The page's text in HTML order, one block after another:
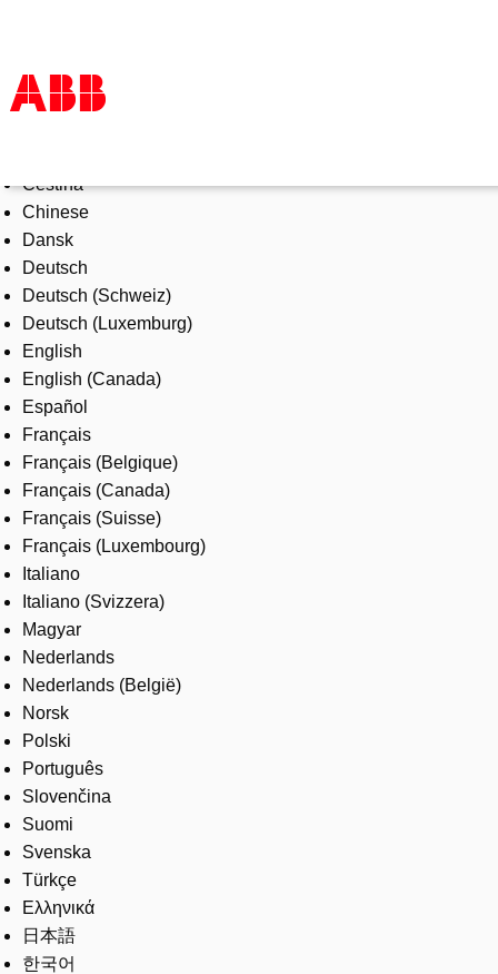
Products & Solutions
Industries
Services
About us
Where to buy
Contact us
Careers
Čeština
Chinese
Dansk
Deutsch
Deutsch (Schweiz)
Deutsch (Luxemburg)
English
English (Canada)
Español
Français
Français (Belgique)
Français (Canada)
Français (Suisse)
Français (Luxembourg)
Italiano
Italiano (Svizzera)
Magyar
Nederlands
Nederlands (België)
Norsk
Polski
Português
Slovenčina
Suomi
Svenska
Türkçe
Ελληνικά
日本語
한국어